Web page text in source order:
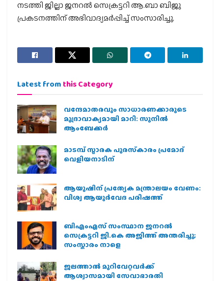
നടത്തി ജില്ലാ ജനറൽ സെക്രട്ടറി ആ.ബാ ബിജു
പ്രകടനത്തിന് അഭിവാദ്യമർപ്പിച്ച് സംസാരിച്ചു.
Latest from this Category
വന്ദേമാതരവും സാധാരണക്കാരുടെ
മുദ്രാവാക്യമായി മാറി: സുനിൽ
ആംബേക്കർ
മാടമ്പ് സ്മാരക പുരസ്‌കാരം പ്രമോദ്
വെളിയനാടിന്
ആയുഷിന് പ്രത്യേക മന്ത്രാലയം വേണം:
വിശ്വ ആയുര്‍വേദ പരിഷത്ത്
ബിഎംഎസ് സംസ്ഥാന ജനറൽ
സെക്രട്ടറി ജി.കെ അജിത്ത് അന്തരിച്ചു;
സംസ്കാരം നാളെ
ജലത്താല്‍ മുറിവേറ്റവര്‍ക്ക്
ആശ്വാസമായി സേവാഭാരതി